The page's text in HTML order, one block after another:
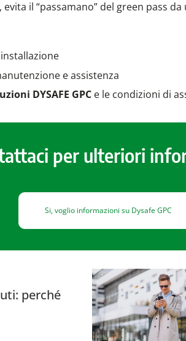
il “passamano” del green pass
e assistenza
DYSAFE GPC e le condizioni di
per ulteriori
Si, voglio informazioni su Dysafe GPC
perché